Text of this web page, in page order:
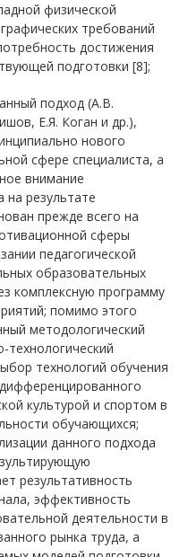
физической
требований
достижения
подготовки [8];
подход (А.В.
Е.Я. Коган и др.),
нового
сфере специалиста, а
внимание
результате
прежде всего на
сферы
педагогической
образовательных
комплексную программу
помимо этого
методологический
технологический
технологий обучения
культурой и спортом в
обучающихся;
данного подхода
результативность
эффективность
деятельности в
рынка труда, а